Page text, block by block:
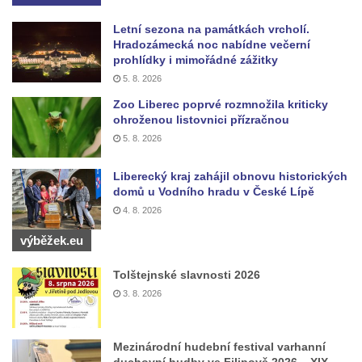
Kaple mezi Dolním Třebonínem a Horním
Třebonínem
Kaple v severní části Dolního Třebonína
Márnice na hřbitově v Rybniště
Kaple u kostela svatého Jiljí v Lužci nad
Vltavou
Kostel svatého Jiljí v Lužci nad Vltavou
Kaple Božího těla na hřbitově v Hostíně u
Vojkovic
Kostel Nanebevzetí Panny Marie v Hostíně
u Vojkovic
Kaple svatého Bartoloměje v Bukolu
Hřbitovní kaple na hřbitově v Lužci nad
Vltavou
Letní sezona na památkách vrcholí.
Hradozámecká noc nabídne večerní
prohlídky i mimořádné zážitky
5. 8. 2026
Zoo Liberec poprvé rozmnožila kriticky
ohroženou listovnici přízračnou
5. 8. 2026
Liberecký kraj zahájil obnovu historických
domů u Vodního hradu v České Lípě
4. 8. 2026
výběžek.eu
Tolštejnské slavnosti 2026
3. 8. 2026
Mezinárodní hudební festival varhanní